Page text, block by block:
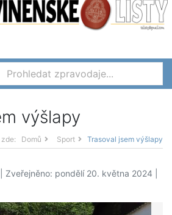
výšlapy
Domů Sport Trasoval jsem výšlapy
| Zveřejněno: pondělí 20. května 2024 |